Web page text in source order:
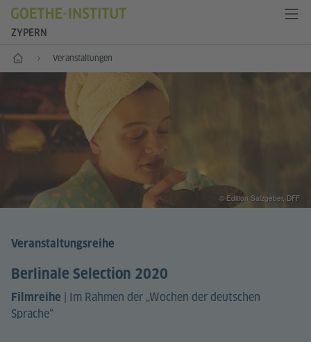
ZYPERN
Start Veranstaltungen
Veranstaltungsreihe
Berlinale Selection 2020
Filmreihe | Im Rahmen der „Wochen der deutschen
Sprache“
© Edition Salzgeber, DFF